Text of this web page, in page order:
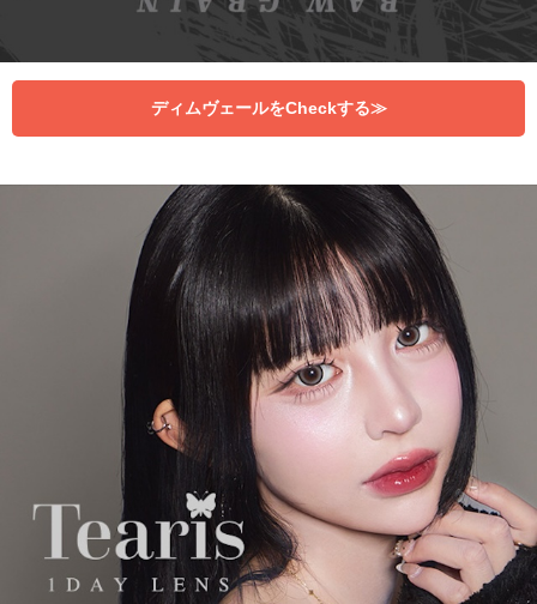
ディムヴェールをCheckする≫